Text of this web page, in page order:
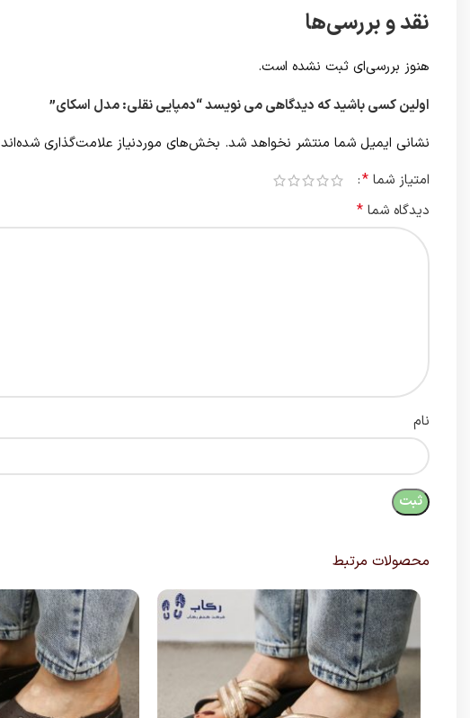
نقد و بررسی‌ها
هنوز بررسی‌ای ثبت نشده است.
اولین کسی باشید که دیدگاهی می نویسد “دمپایی نقلی: مدل اسکای”
نشانی ایمیل شما منتشر نخواهد شد. بخش‌های موردنیاز علامت‌گذاری شده‌اند
امتیاز شما *
دیدگاه شما *
نام
محصولات مرتبط